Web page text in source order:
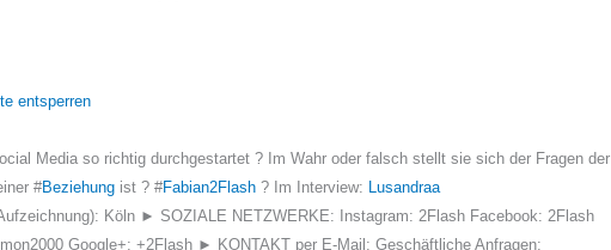
entsperren
Media so richtig durchgestartet ? Im Wahr oder falsch stellt sie sich der Fragen der
#Beziehung ist ? #Fabian2Flash ? Im Interview: Lusandraa
Köln ► SOZIALE NETZWERKE: Instagram: 2Flash Facebook: 2Flash
Google+: +2Flash ► KONTAKT per E-Mail: Geschäftliche Anfragen: